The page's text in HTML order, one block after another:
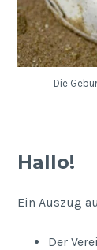
Die
Hallo!
Ein Auszug
Der